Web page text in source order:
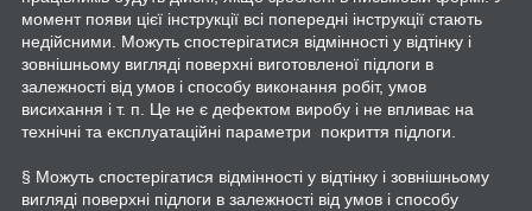
момент появи цієї інструкції всі попередні інструкції стають
недійсними. Можуть спостерігатися відмінності у відтінку і
зовнішньому вигляді поверхні виготовленої підлоги в
залежності від умов і способу виконання робіт, умов
висихання і т. п. Це не є дефектом виробу і не впливає на
технічні та експлуатаційні параметри покриття підлоги.
§ Можуть спостерігатися відмінності у відтінку і зовнішньому
вигляді поверхні підлоги в залежності від умов і способу